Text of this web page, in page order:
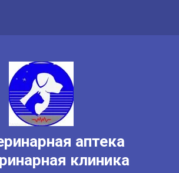
аптека
клиника